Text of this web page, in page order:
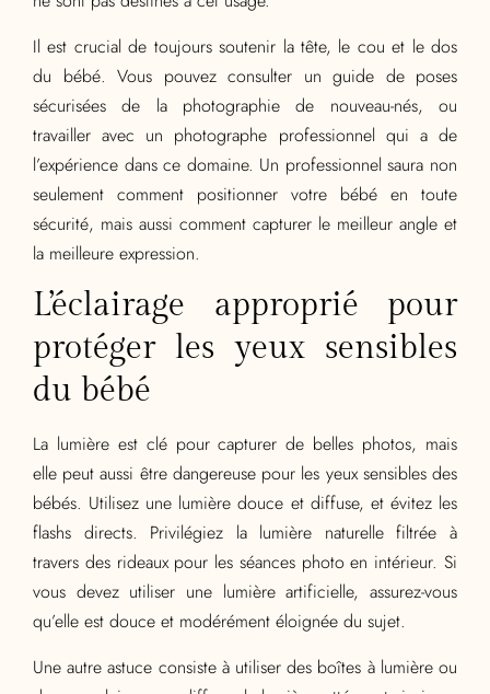
Il est crucial de toujours soutenir la tête, le cou et le dos
du bébé. Vous pouvez consulter un guide de poses
sécurisées de la photographie de nouveau-nés, ou
travailler avec un photographe professionnel qui a de
l’expérience dans ce domaine. Un professionnel saura non
seulement comment positionner votre bébé en toute
sécurité, mais aussi comment capturer le meilleur angle et
la meilleure expression.
L’éclairage approprié pour
protéger les yeux sensibles
du bébé
La lumière est clé pour capturer de belles photos, mais
elle peut aussi être dangereuse pour les yeux sensibles des
bébés. Utilisez une lumière douce et diffuse, et évitez les
flashs directs. Privilégiez la lumière naturelle filtrée à
travers des rideaux pour les séances photo en intérieur. Si
vous devez utiliser une lumière artificielle, assurez-vous
qu’elle est douce et modérément éloignée du sujet.
Une autre astuce consiste à utiliser des boîtes à lumière ou